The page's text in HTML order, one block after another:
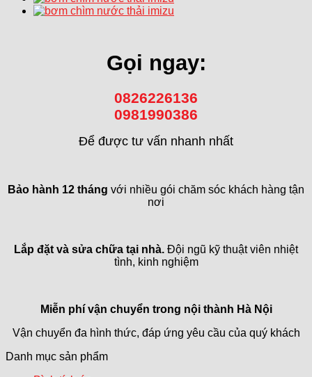
Gọi ngay:
0826226136
0981990386
Để được tư vấn nhanh nhất
Bảo hành 12 tháng với nhiều gói chăm sóc khách hàng tận
nơi
Lắp đặt và sửa chữa tại nhà. Đội ngũ kỹ thuật viên nhiệt
tình, kinh nghiệm
Miễn phí vận chuyển trong nội thành Hà Nội
Vận chuyển đa hình thức, đáp ứng yêu cầu của quý khách
Danh mục sản phẩm